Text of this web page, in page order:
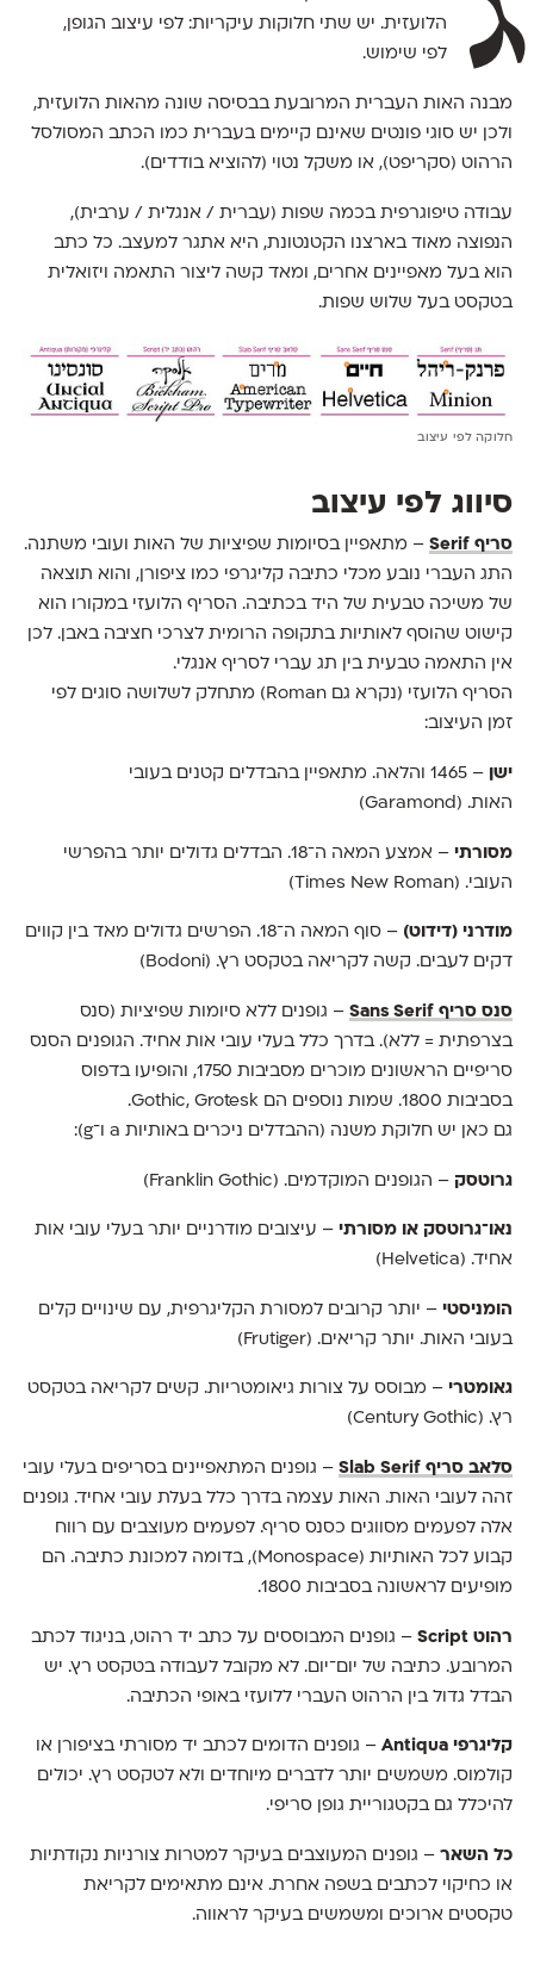
הלועזית. יש שתי חלוקות עיקריות: לפי עיצוב הגופן,
לפי שימוש.
מבנה האות העברית המרובעת בבסיסה שונה מהאות הלועזית,
ולכן יש סוגי פונטים שאינם קיימים בעברית כמו הכתב המסולסל
הרהוט (סקריפט), או משקל נטוי (להוציא בודדים).
עבודה טיפוגרפית בכמה שפות (עברית / אנגלית / ערבית),
הנפוצה מאוד בארצנו הקטנטונת, היא אתגר למעצב. כל כתב
הוא בעל מאפיינים אחרים, ומאד קשה ליצור התאמה ויזואלית
בטקסט בעל שלוש שפות.
חלוקה לפי עיצוב
סיווג לפי עיצוב
סריף Serif
– מתאפיין בסיומות שפיציות של האות ועובי משתנה.
התג העברי נובע מכלי כתיבה קליגרפי כמו ציפורן, והוא תוצאה
של משיכה טבעית של היד בכתיבה. הסריף הלועזי במקורו הוא
קישוט שהוסף לאותיות בתקופה הרומית לצרכי חציבה באבן. לכן
אין התאמה טבעית בין תג עברי לסריף אנגלי.
הסריף הלועזי (נקרא גם Roman) מתחלק לשלושה סוגים לפי
זמן העיצוב:
ישן
– 1465 והלאה. מתאפיין בהבדלים קטנים בעובי
האות. (Garamond)
מסורתי
– אמצע המאה ה־18. הבדלים גדולים יותר בהפרשי
העובי. (Times New Roman)
מודרני (דידוט)
– סוף המאה ה־18. הפרשים גדולים מאד בין קווים
דקים לעבים. קשה לקריאה בטקסט רץ. (Bodoni)
סנס סריף Sans Serif
– גופנים ללא סיומות שפיציות (סנס
בצרפתית = ללא). בדרך כלל בעלי עובי אות אחיד. הגופנים הסנס
סריפיים הראשונים מוכרים מסביבות 1750, והופיעו בדפוס
בסביבות 1800. שמות נוספים הם Gothic, Grotesk.
גם כאן יש חלוקת משנה (ההבדלים ניכרים באותיות a ו־g):
גרוטסק – הגופנים המוקדמים. (Franklin Gothic)
נאו־גרוטסק או מסורתי– עיצובים מודרניים יותר בעלי עובי אות
אחיד. (Helvetica)
הומניסטי– יותר קרובים למסורת הקליגרפית, עם שינויים קלים
בעובי האות. יותר קריאים. (Frutiger)
גאומטרי– מבוסס על צורות גיאומטריות. קשים לקריאה בטקסט
רץ. (Century Gothic)
סלאב סריף Slab Serif
– גופנים המתאפיינים בסריפים בעלי עובי
זהה לעובי האות. האות עצמה בדרך כלל בעלת עובי אחיד. גופנים
אלה לפעמים מסווגים כסנס סריף. לפעמים מעוצבים עם רווח
קבוע לכל האותיות (Monospace), בדומה למכונת כתיבה. הם
מופיעים לראשונה בסביבות 1800.
רהוט Script
– גופנים המבוססים על כתב יד רהוט, בניגוד לכתב
המרובע. כתיבה של יום־יום. לא מקובל לעבודה בטקסט רץ. יש
הבדל גדול בין הרהוט העברי ללועזי באופי הכתיבה.
קליגרפי Antiqua
– גופנים הדומים לכתב יד מסורתי בציפורן או
קולמוס. משמשים יותר לדברים מיוחדים ולא לטקסט רץ. יכולים
להיכלל גם בקטגוריית גופן סריפי.
כל השאר– גופנים המעוצבים בעיקר למטרות צורניות נקודתיות
או כחיקוי לכתבים בשפה אחרת. אינם מתאימים לקריאת
טקסטים ארוכים ומשמשים בעיקר לראווה.